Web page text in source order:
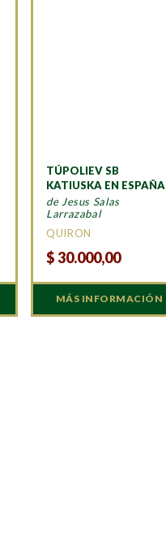
TÚPOLIEV SB
KATIUSKA EN ESPAÑA
de Jesus Salas
Larrazabal
QUIRON
$30.000,00
MÁS INFORMACIÓN